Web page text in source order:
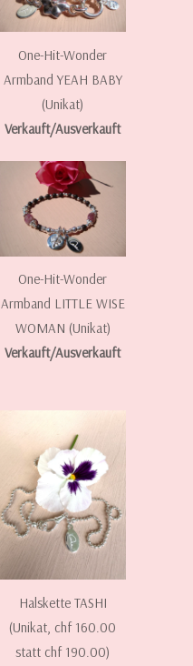
One-Hit-Wonder
Armband YEAH BABY
(Unikat)
Verkauft/Ausverkauft
One-Hit-Wonder
Armband LITTLE WISE
WOMAN (Unikat)
Verkauft/Ausverkauft
Halskette TASHI
(Unikat, chf 160.00
statt chf 190.00)